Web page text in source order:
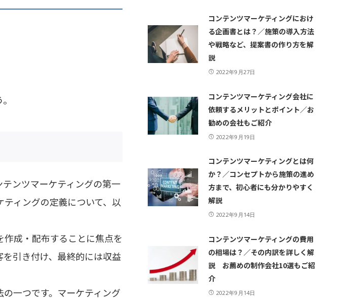
ンツマーケティングの第一
ィングの定義について、以
作成・配布することに焦点を
引き付け、最終的には収益
一つです。マーケティング
コンテンツマーケティングにおけ
る企画書とは？／施策の導入方法
や戦略など、提案書の作り方を解
説
2022年9月27日
コンテンツマーケティング会社に
依頼するメリットとポイント／お
勧めの会社もご紹介
2022年9月19日
コンテンツマーケティングとは何
か？／コンセプトから施策の進め
方まで、初心者にも分かりやすく
解説
2022年9月14日
コンテンツマーケティングの費用
の相場は？／その内訳を詳しく解
説 お薦めの制作会社10選もご紹
介
2022年9月14日